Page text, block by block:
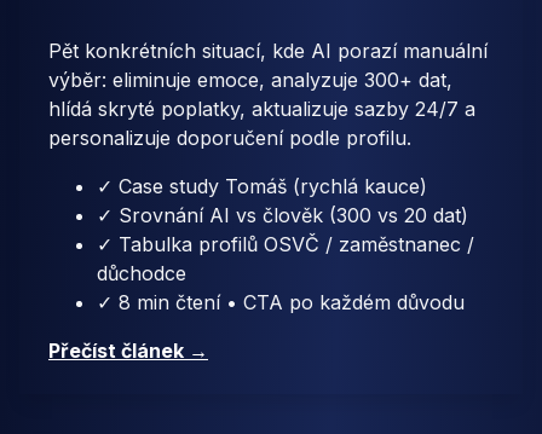
Pět konkrétních situací, kde AI porazí manuální
výběr: eliminuje emoce, analyzuje 300+ dat,
hlídá skryté poplatky, aktualizuje sazby 24/7 a
personalizuje doporučení podle profilu.
✓ Case study Tomáš (rychlá kauce)
✓ Srovnání AI vs člověk (300 vs 20 dat)
✓ Tabulka profilů OSVČ / zaměstnanec /
důchodce
✓ 8 min čtení • CTA po každém důvodu
Přečíst článek →